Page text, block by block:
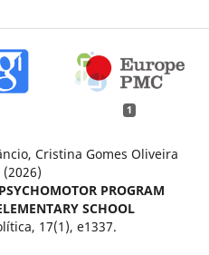
1
Cristina Gomes Oliveira
PROGRAM
SCHOOL
17(1), e1337.